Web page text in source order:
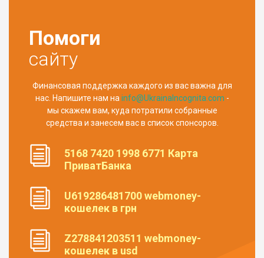
Помоги
сайту
Финансовая поддержка каждого из вас важна для
нас. Напишите нам на info@UkrainaIncognita.com -
мы скажем вам, куда потратили собранные
средства и занесем вас в список спонсоров.
5168 7420 1998 6771 Карта
ПриватБанка
U619286481700 webmoney-
кошелек в грн
Z278841203511 webmoney-
кошелек в usd